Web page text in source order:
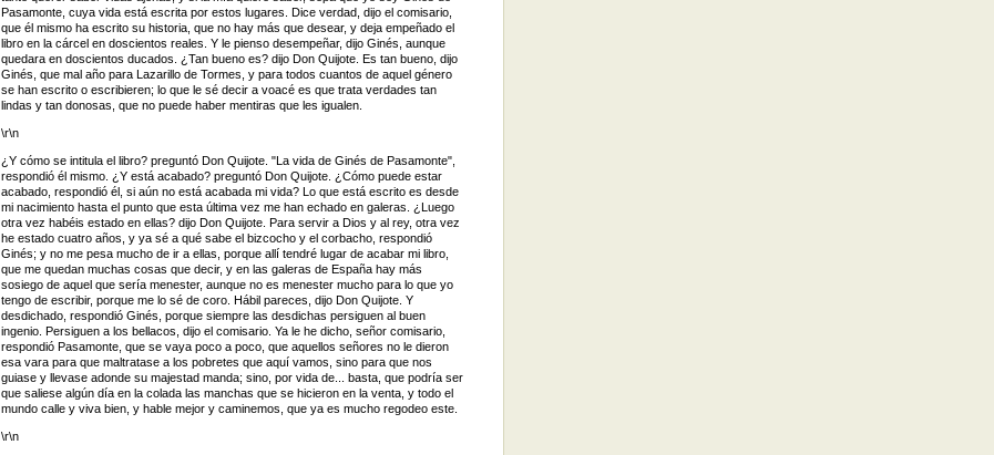
Pasamonte, cuya vida está escrita por estos lugares. Dice verdad, dijo el comisario,
que él mismo ha escrito su historia, que no hay más que desear, y deja empeñado el
libro en la cárcel en doscientos reales. Y le pienso desempeñar, dijo Ginés, aunque
quedara en doscientos ducados. ¿Tan bueno es? dijo Don Quijote. Es tan bueno, dijo
Ginés, que mal año para Lazarillo de Tormes, y para todos cuantos de aquel género
se han escrito o escribieren; lo que le sé decir a voacé es que trata verdades tan
lindas y tan donosas, que no puede haber mentiras que les igualen.
\r\n
¿Y cómo se intitula el libro? preguntó Don Quijote. "La vida de Ginés de Pasamonte",
respondió él mismo. ¿Y está acabado? preguntó Don Quijote. ¿Cómo puede estar
acabado, respondió él, si aún no está acabada mi vida? Lo que está escrito es desde
mi nacimiento hasta el punto que esta última vez me han echado en galeras. ¿Luego
otra vez habéis estado en ellas? dijo Don Quijote. Para servir a Dios y al rey, otra vez
he estado cuatro años, y ya sé a qué sabe el bizcocho y el corbacho, respondió
Ginés; y no me pesa mucho de ir a ellas, porque allí tendré lugar de acabar mi libro,
que me quedan muchas cosas que decir, y en las galeras de España hay más
sosiego de aquel que sería menester, aunque no es menester mucho para lo que yo
tengo de escribir, porque me lo sé de coro. Hábil pareces, dijo Don Quijote. Y
desdichado, respondió Ginés, porque siempre las desdichas persiguen al buen
ingenio. Persiguen a los bellacos, dijo el comisario. Ya le he dicho, señor comisario,
respondió Pasamonte, que se vaya poco a poco, que aquellos señores no le dieron
esa vara para que maltratase a los pobretes que aquí vamos, sino para que nos
guiase y llevase adonde su majestad manda; sino, por vida de... basta, que podría ser
que saliese algún día en la colada las manchas que se hicieron en la venta, y todo el
mundo calle y viva bien, y hable mejor y caminemos, que ya es mucho regodeo este.
\r\n